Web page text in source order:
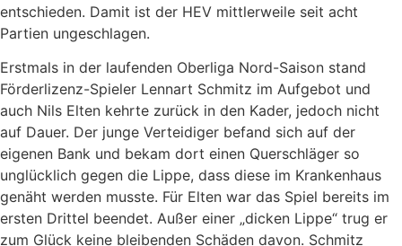
entschieden. Damit ist der HEV mittlerweile seit acht
Partien ungeschlagen.
Erstmals in der laufenden Oberliga Nord-Saison stand
Förderlizenz-Spieler Lennart Schmitz im Aufgebot und
auch Nils Elten kehrte zurück in den Kader, jedoch nicht
auf Dauer. Der junge Verteidiger befand sich auf der
eigenen Bank und bekam dort einen Querschläger so
unglücklich gegen die Lippe, dass diese im Krankenhaus
genäht werden musste. Für Elten war das Spiel bereits im
ersten Drittel beendet. Außer einer „dicken Lippe“ trug er
zum Glück keine bleibenden Schäden davon. Schmitz